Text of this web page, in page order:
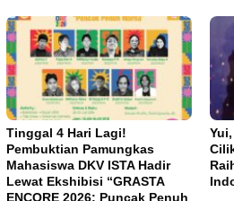
Tinggal 4 Hari Lagi!
Pembuktian Pamungkas
Mahasiswa DKV ISTA Hadir
Lewat Ekshibisi “GRASTA
ENCORE 2026: Puncak Penuh